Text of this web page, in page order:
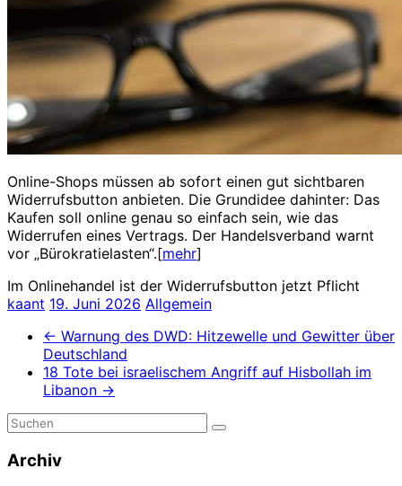
Online-Shops müssen ab sofort einen gut sichtbaren
Widerrufsbutton anbieten. Die Grundidee dahinter: Das
Kaufen soll online genau so einfach sein, wie das
Widerrufen eines Vertrags. Der Handelsverband warnt
vor „Bürokratielasten“.[mehr]
Im Onlinehandel ist der Widerrufsbutton jetzt Pflicht
kaant 19. Juni 2026 Allgemein
← Warnung des DWD: Hitzewelle und Gewitter über
Deutschland
18 Tote bei israelischem Angriff auf Hisbollah im
Libanon →
Archiv